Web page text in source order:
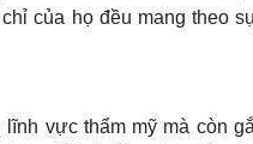
của họ đều mang theo
vực thẩm mỹ mà còn